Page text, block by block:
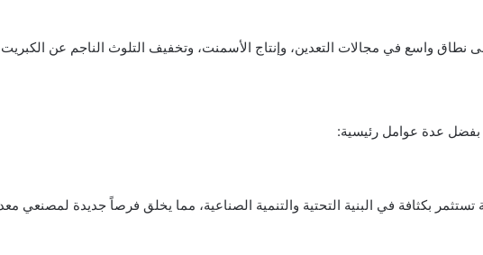
نطاق واسع في مجالات التعدين، وإنتاج الأسمنت، وتخفيف التلوث الناجم عن
بفضل عدة عوامل رئيسية:
تستثمر بكثافة في البنية التحتية والتنمية الصناعية، مما يخلق فرصاً جديدة لمصنعي